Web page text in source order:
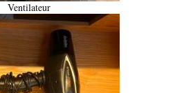
Ventilateur